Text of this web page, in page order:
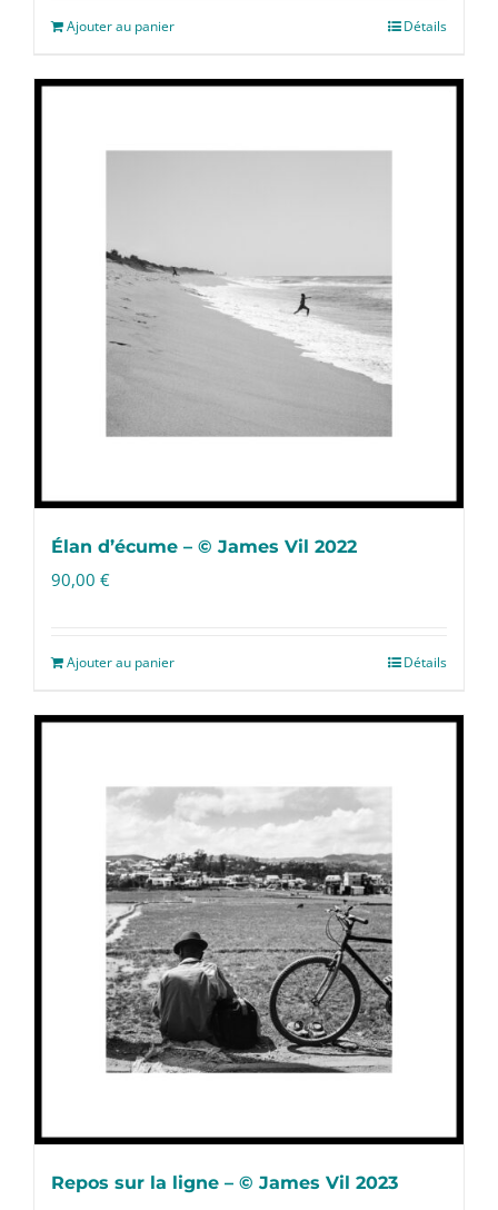
Ajouter au panier Détails
Élan d’écume – © James Vil 2022
90,00 €
Ajouter au panier Détails
Repos sur la ligne – © James Vil 2023